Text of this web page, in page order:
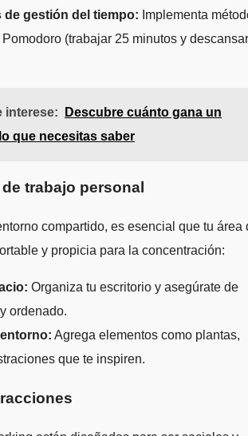
de gestión del tiempo: Implementa
(trabajar 25 minutos y descansar
interese:
Descubre cuánto gana un
que necesitas saber
trabajo personal
compartido, es esencial que tu área
y propicia para la concentración:
Organiza tu escritorio y asegúrate de
ordenado.
Agrega elementos como plantas,
que te inspiren.